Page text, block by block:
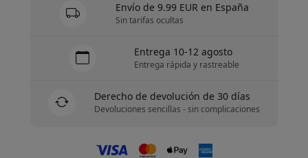
Envío de 9.99 EUR en España
Sin tarifas ocultas
Entrega 10-12 agosto
Entrega rápida y rastreable
Derecho de devolución de 30 días
Devoluciones sencillas - sin complicaciones